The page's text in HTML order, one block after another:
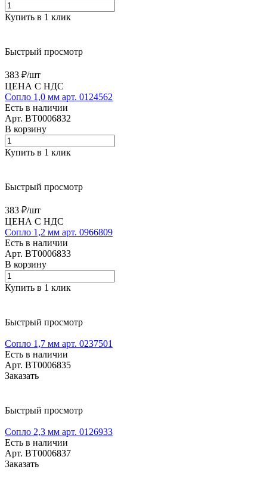
Купить в 1 клик
Быстрый просмотр
383 ₽/шт
ЦЕНА С НДС
Сопло 1,0 мм арт. 0124562
Есть в наличии
Арт. BT0006832
В корзину
Купить в 1 клик
Быстрый просмотр
383 ₽/шт
ЦЕНА С НДС
Сопло 1,2 мм арт. 0966809
Есть в наличии
Арт. BT0006833
В корзину
Купить в 1 клик
Быстрый просмотр
Сопло 1,7 мм арт. 0237501
Есть в наличии
Арт. BT0006835
Заказать
Быстрый просмотр
Сопло 2,3 мм арт. 0126933
Есть в наличии
Арт. BT0006837
Заказать